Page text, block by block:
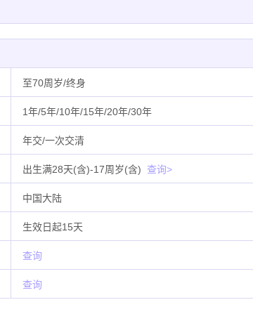
至70周岁/终身
1年/5年/10年/15年/20年/30年
年交/一次交清
出生满28天(含)-17周岁(含) 查询>
中国大陆
生效日起15天
查询
查询